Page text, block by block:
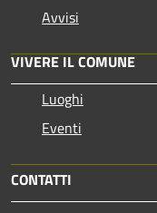
Avvisi
VIVERE IL COMUNE
Luoghi
Eventi
CONTATTI